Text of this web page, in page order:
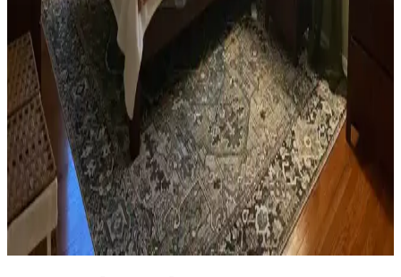
Ev Kütüphanesi Yenileme: Renk, Dekorasyon ve
Konforun Dengeli Buluşması
Ev kütüphanesi yenilemesinde renklerin rahatlatıcı etkisi, kişisel
dekoratif öğeler ve konforlu mobilyalar ön plandadır. Tavan boyama
ve raf düzeni mekânın atmosferini zenginleştirir.
Yatak Odası Düzeni ve Dekorasyonunda Doğru
Yerleşim ve Tasarım İpuçları
Yatak odasında doğru mobilya yerleşimi, renk uyumu, aydınlatma
ve kişisel dokunuşlarla mekanın fonksiyonelliği ve estetiği artırılır.
Bu ipuçlarıyla odanız daha dengeli ve sıcak bir hale gelir.